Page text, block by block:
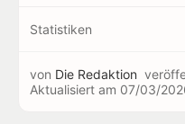
Statistiken
von Die Redaktion
Aktualisiert am 07/03/